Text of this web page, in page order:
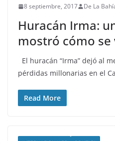
8 septiembre, 2017 De La
Huracán Irma:
mostró cómo se
El huracán “Irma” dejó al
pérdidas millonarias en el
Read More